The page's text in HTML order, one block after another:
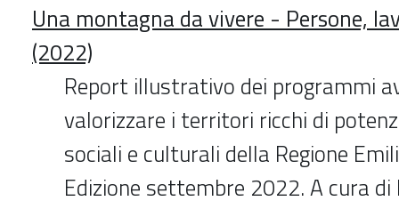
Una montagna da vivere - Persone,
(2022)
Report illustrativo dei programmi
valorizzare i territori ricchi di
sociali e culturali della Regione
Edizione settembre 2022. A cura